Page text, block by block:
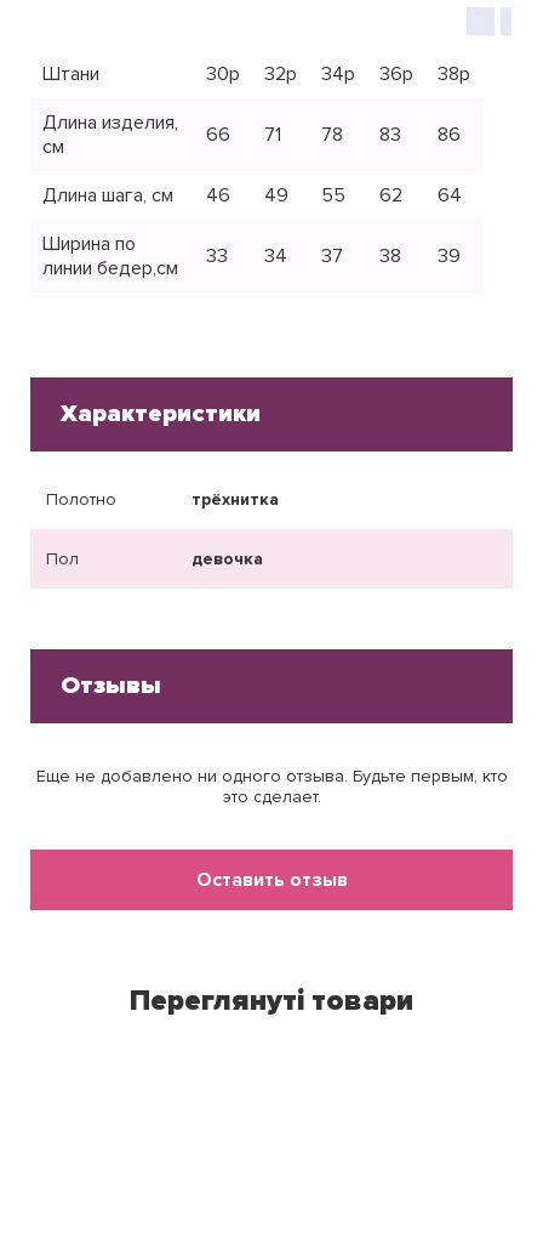
Штани 30р 32р 34р 36р
38р
Длина изделия,
см
66 71 78 83 86
Длина шага, см 46 49 55 62
64
Ширина по
линии бедер,см
33 34 37 38 39
Характеристики
Полотно трёхнитка
Пол девочка
Отзывы
Еще не добавлено ни одного отзыва. Будьте первым, кто
это сделает.
Оставить отзыв
Переглянуті товари